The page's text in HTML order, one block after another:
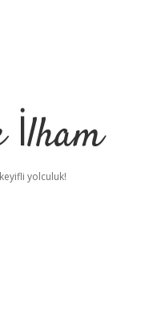
İlham
yolculuk!